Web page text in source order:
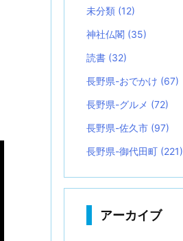
未分類 (12)
神社仏閣 (35)
読書 (32)
長野県-おでかけ (67)
長野県-グルメ (72)
長野県-佐久市 (97)
長野県-御代田町 (221)
アーカイブ